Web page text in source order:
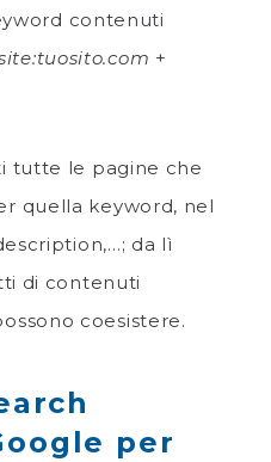
contenuti
+
tutte le pagine che
quella keyword, nel
da lì
di contenuti
coesistere.
per